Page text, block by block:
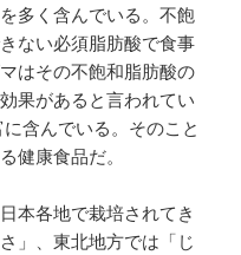
多く含んでいる。不飽
ない必須脂肪酸で食事
はその不飽和脂肪酸の
果があると言われてい
含んでいる。そのこと
健康食品だ。
本各地で栽培されてき
」、東北地方では「じ